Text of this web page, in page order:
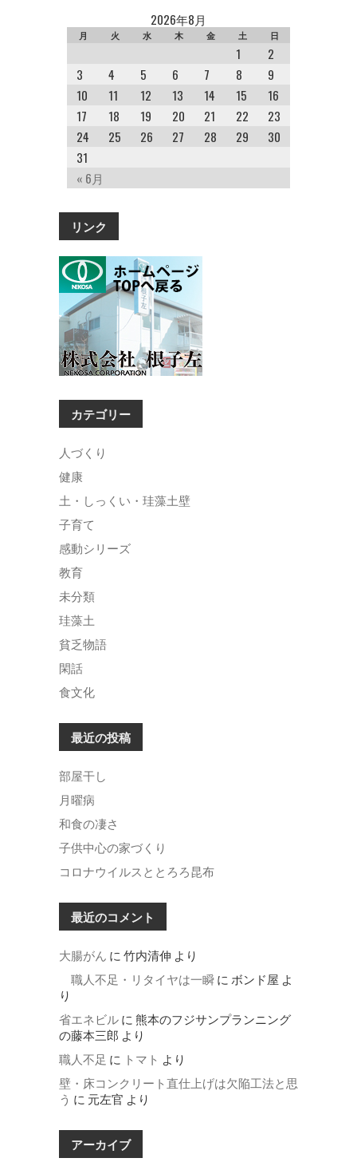
2026年8月
月 火 水 木 金 土 日
« 6月
1
2
3
4 5 6 7 8
9
10
11 12 13 14 15
16
17
18 19 20 21 22
23
24
25 26 27 28 29
30
31
リンク
カテゴリー
人づくり
健康
土・しっくい・珪藻土壁
子育て
感動シリーズ
教育
未分類
珪藻土
貧乏物語
閑話
食文化
最近の投稿
部屋干し
月曜病
和食の凄さ
子供中心の家づくり
コロナウイルスととろろ昆布
最近のコメント
大腸がん に 竹内清伸 より
職人不足・リタイヤは一瞬に ボンド屋 よ
り
省エネビルに 熊本のフジサンプランニング
の藤本三郎 より
職人不足 に トマト より
壁・床コンクリート直仕上げは欠陥工法と思
う に 元左官 より
アーカイブ
ア